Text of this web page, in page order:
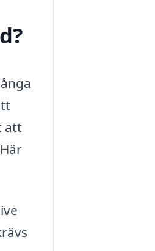
att